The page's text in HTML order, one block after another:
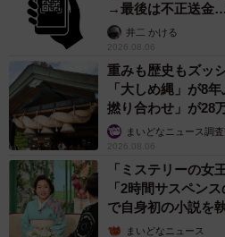
→最後は不正送金
提」の対策
井二 かける
2026.08.06
重みも歴史もズッ
「大しめ縄」が8
撚り合わせ」が28
まいどなニュース調
2026.08.06
「ミステリーの女
「2時間サスペン
で自身初の小説を
屋】まいどなニュース